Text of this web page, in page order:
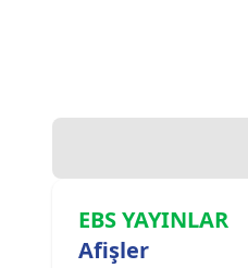
EBS YAYINLAR
Afişler